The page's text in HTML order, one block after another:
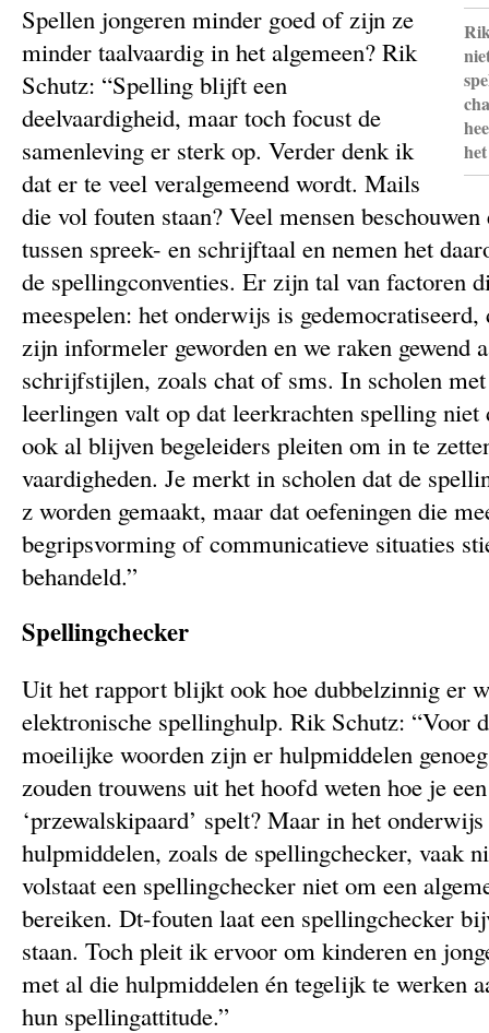
Spellen jongeren minder goed of zijn ze
minder taalvaardig in het algemeen? Rik
Schutz: “Spelling blijft een
deelvaardigheid, maar toch focust de
samenleving er sterk op. Verder denk ik
dat er te veel veralgemeend wordt. Mails
die vol fouten staan? Veel mensen
tussen spreek- en schrijftaal en nemen het
de spellingconventies. Er zijn tal van factoren
meespelen: het onderwijs is
zijn informeler geworden en we raken gewend
schrijfstijlen, zoals chat of sms. In scholen
leerlingen valt op dat leerkrachten spelling niet
ook al blijven begeleiders pleiten om in te
vaardigheden. Je merkt in scholen dat de
z worden gemaakt, maar dat oefeningen die
begripsvorming of communicatieve situaties
behandeld.”
Spellingchecker
Uit het rapport blijkt ook hoe dubbelzinnig er
elektronische spellinghulp. Rik Schutz: “Voor
moeilijke woorden zijn er hulpmiddelen
zouden trouwens uit het hoofd weten hoe je
‘przewalskipaard’ spelt? Maar in het
hulpmiddelen, zoals de spellingchecker, vaak
volstaat een spellingchecker niet om een
bereiken. Dt-fouten laat een spellingchecker
staan. Toch pleit ik ervoor om kinderen en
met al die hulpmiddelen én tegelijk te werken
hun spellingattitude.”